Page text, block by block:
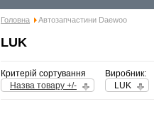
Головна Автозапчастини Daewoo
LUK
Критерій сортування
Назва товару +/-
Виробник:
LUK